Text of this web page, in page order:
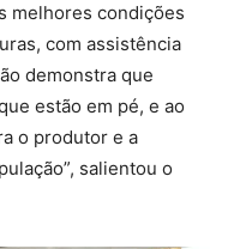
melhores condições
com assistência
demonstra que
estão em pé, e ao
o produtor e a
salientou o